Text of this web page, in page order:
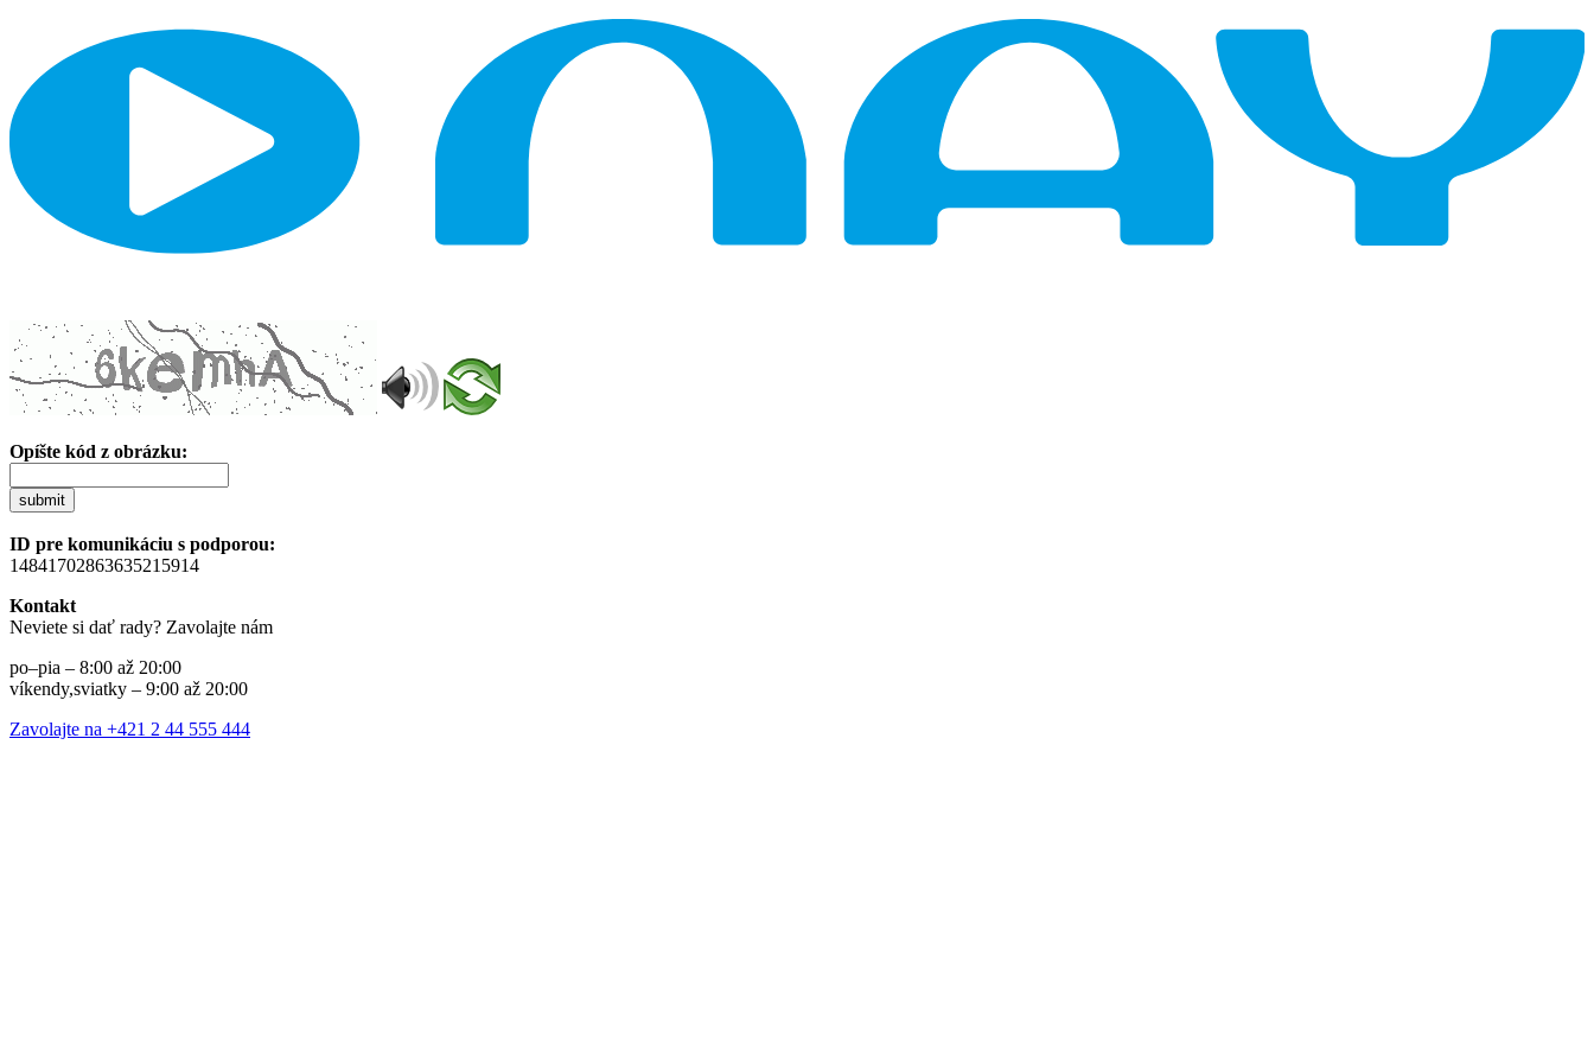
Opíšte kód z obrázku:
submit
ID pre komunikáciu s podporou:
14841702863635215914
Kontakt
Neviete si dať rady? Zavolajte nám
po–pia – 8:00 až 20:00
víkendy,sviatky – 9:00 až 20:00
Zavolajte na +421 2 44 555 444